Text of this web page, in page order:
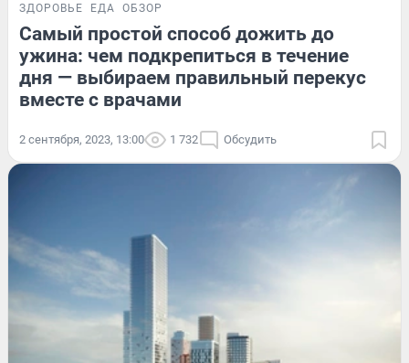
ЗДОРОВЬЕ ЕДА ОБЗОР
Самый простой способ дожить до
ужина: чем подкрепиться в течение
дня — выбираем правильный перекус
вместе с врачами
2 сентября, 2023, 13:00 1 732 Обсудить